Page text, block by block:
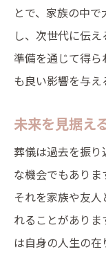
とで、家族の中
し、次世代に伝
準備を通じて得
も良い影響を与え
未来を見据え
葬儀は過去を振
な機会でもありま
それを家族や友
れることがあり
は自身の人生の